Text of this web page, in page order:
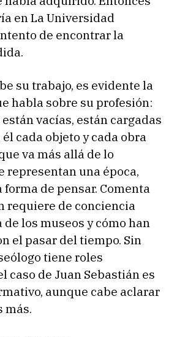
en La Universidad
de encontrar la
su trabajo, es evidente la
habla sobre su profesión:
vacías, están cargadas
cada objeto y cada obra
va más allá de lo
representan una época,
de pensar. Comenta
requiere de conciencia
los museos y cómo han
el pasar del tiempo. Sin
tiene roles
caso de Juan Sebastián es
aunque cabe aclarar
más.